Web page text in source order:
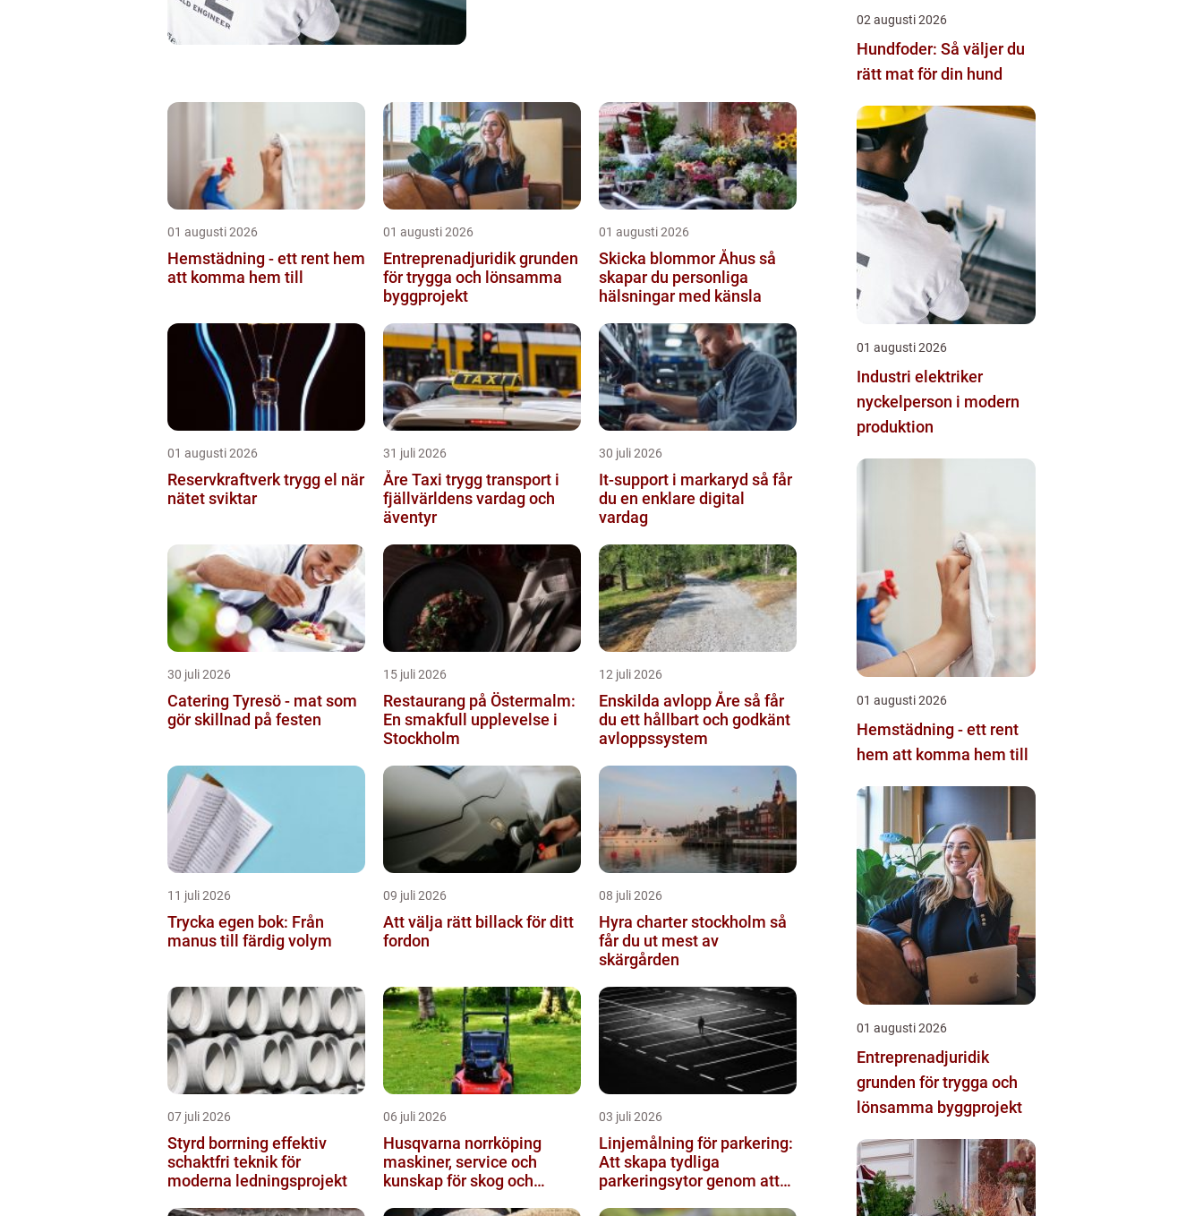
01 augusti 2026
Hemstädning - ett rent hem
att komma hem till
01 augusti 2026
Entreprenadjuridik grunden
för trygga och lönsamma
byggprojekt
01 augusti 2026
Skicka blommor Åhus så
skapar du personliga
hälsningar med känsla
01 augusti 2026
Reservkraftverk trygg el när
nätet sviktar
31 juli 2026
Åre Taxi trygg transport i
fjällvärldens vardag och
äventyr
30 juli 2026
It-support i markaryd så får
du en enklare digital
vardag
30 juli 2026
Catering Tyresö - mat som
gör skillnad på festen
15 juli 2026
Restaurang på Östermalm:
En smakfull upplevelse i
Stockholm
12 juli 2026
Enskilda avlopp Åre så får
du ett hållbart och godkänt
avloppssystem
11 juli 2026
Trycka egen bok: Från
manus till färdig volym
09 juli 2026
Att välja rätt billack för ditt
fordon
08 juli 2026
Hyra charter stockholm så
får du ut mest av
skärgården
07 juli 2026
Styrd borrning effektiv
schaktfri teknik för
moderna ledningsprojekt
06 juli 2026
Husqvarna norrköping
maskiner, service och
kunskap för skog och
03 juli 2026
Linjemålning för parkering:
Att skapa tydliga
parkeringsytor genom att
02 augusti 2026
Hundfoder: Så väljer du
rätt mat för din hund
01 augusti 2026
Industri elektriker
nyckelperson i modern
produktion
01 augusti 2026
Hemstädning - ett rent
hem att komma hem till
01 augusti 2026
Entreprenadjuridik
grunden för trygga och
lönsamma byggprojekt